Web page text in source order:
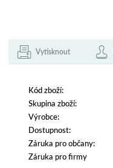
Vytisknout
Kód zboží:
Skupina zboží:
Výrobce:
Dostupnost:
Záruka pro občany:
Záruka pro firmy